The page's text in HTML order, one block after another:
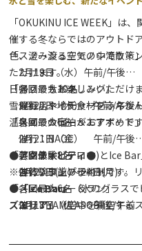
・東武ロッジ 10：
・ＺＥＮの冬小屋 11：
・お食事処ふく（紫雲荘）
「OKUKINU ICE WEEK」は
催する冬ならではのアウトド
色、澄み渡る空気の中でウィ
ただけます。
日帰りでもお楽しみいただけ
雪見風呂や地元食材をふんだ
温泉郷での宿泊がおすすめです
●アクティビティ●
※各体験事前の予約制です。
「スノーシュー＆ラン」
2月18日（火） 午後/午前
「スノーシューでノシ滝散策
2月19日（水）午前/午後
各回最大10名
催行：ネイチャープラネッ
「スノーサイクリング」
2月20日（木） 午前/午後
各回最大6名
催行：NAOC
「スノーシュー＆エアボード
2月21日（金） 午前/午後
各回最大8名
催行：ワンプレイト
「蒸留体験（アロマ)とIce Bar
2月22日(土)～24日(月)
各回最大6名
催行：YAMA ASOBI
●「Ice Bar」（氷のグラス
ズエリア」（空中を滑空する